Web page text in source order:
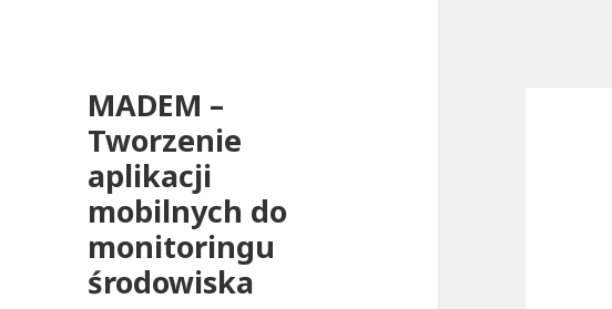
MADEM –
Tworzenie
aplikacji
mobilnych do
monitoringu
środowiska